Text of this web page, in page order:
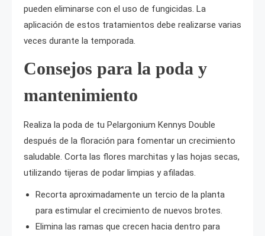
pueden eliminarse con el uso de fungicidas. La
aplicación de estos tratamientos debe realizarse varias
veces durante la temporada.
Consejos para la poda y
mantenimiento
Realiza la poda de tu Pelargonium Kennys Double
después de la floración para fomentar un crecimiento
saludable. Corta las flores marchitas y las hojas secas,
utilizando tijeras de podar limpias y afiladas.
Recorta aproximadamente un tercio de la planta
para estimular el crecimiento de nuevos brotes.
Elimina las ramas que crecen hacia dentro para